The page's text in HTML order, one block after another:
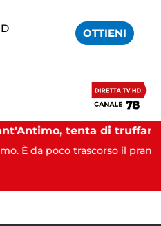
OTTIENI
Sant'Antimo, tenta di truffare anziana: 16enne denunciato dai carabinieri
È da poco trascorso il pranzo